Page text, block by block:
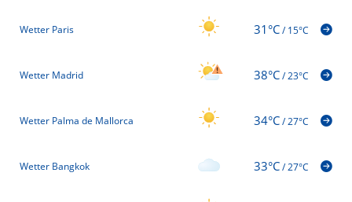
Wetter Paris 31°C/15°C
Wetter Madrid 38°C/23°C
Wetter Palma de Mallorca 34°C/27°C
Wetter Bangkok 33°C/27°C